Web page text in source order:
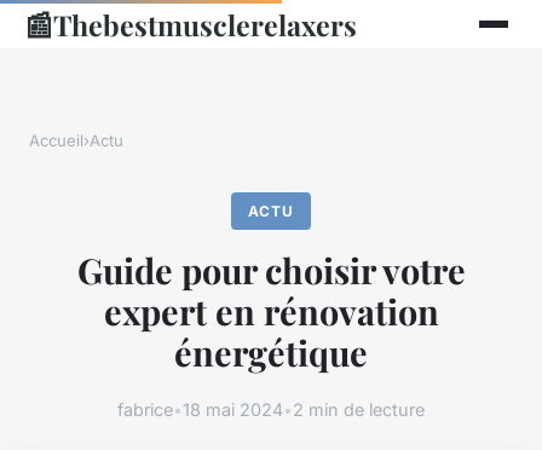
📰Thebestmusclerelaxers
Accueil›Actu
ACTU
Guide pour choisir votre
expert en rénovation
énergétique
fabrice•18 mai 2024•2 min de lecture